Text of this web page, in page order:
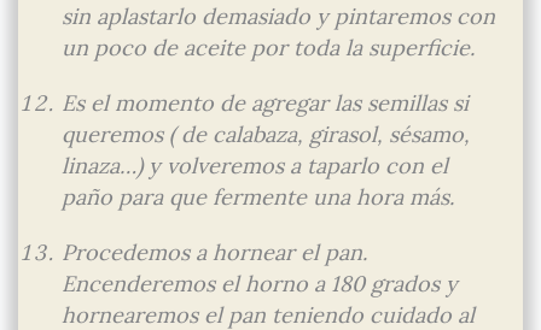
sin aplastarlo demasiado y pintaremos con
un poco de aceite por toda la superficie.
Es el momento de agregar las semillas si
queremos ( de calabaza, girasol, sésamo,
linaza…) y volveremos a taparlo con el
paño para que fermente una hora más.
Procedemos a hornear el pan.
Encenderemos el horno a 180 grados y
hornearemos el pan teniendo cuidado al